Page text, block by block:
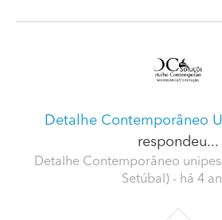
Detalhe Contemporâneo
respondeu...
Detalhe Contemporâneo
Setúbal) - há 4